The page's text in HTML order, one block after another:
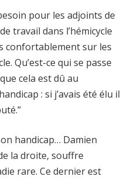
pour les adjoints de
travail dans l’hémicycle
confortablement sur les
Qu’est-ce qui se passe
cela est dû au
: si j’avais été élu il
handicap… Damien
la droite, souffre
rare. Ce dernier est